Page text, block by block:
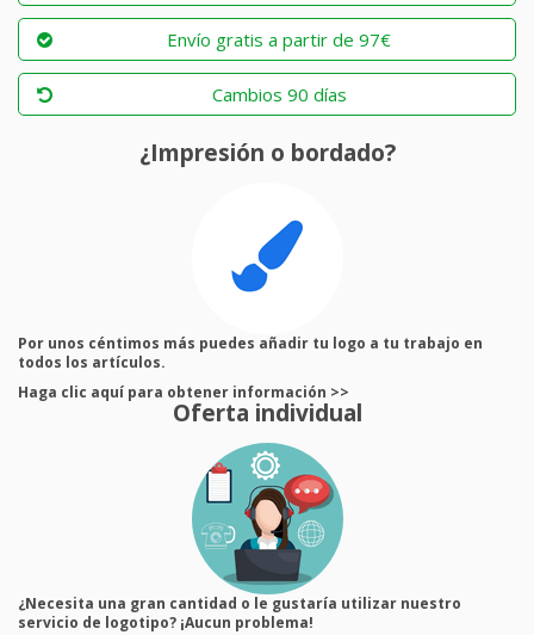
Envío gratis a partir de 97€
Cambios 90 días
¿Impresión o bordado?
Por unos céntimos más puedes añadir tu logo a tu trabajo en
todos los artículos.
Haga clic aquí para obtener información >>
Oferta individual
¿Necesita una gran cantidad o le gustaría utilizar nuestro
servicio de logotipo? ¡Aucun problema!